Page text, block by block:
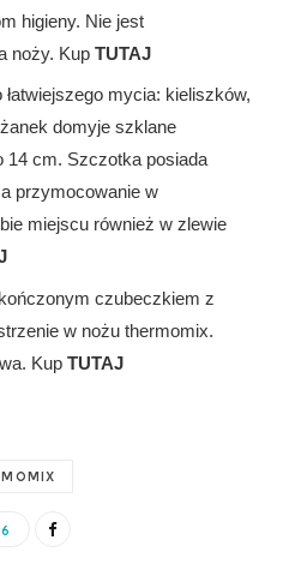
higieny. Nie jest
noży. Kup TUTAJ
mycia: kieliszków,
domyje szklane
14 cm. Szczotka posiada
przymocowanie w
miejscu również w zlewie
czubeczkiem z
w nożu thermomix.
Kup TUTAJ
6